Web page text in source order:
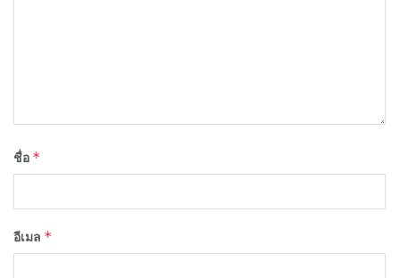
ชื่อ *
อีเมล *